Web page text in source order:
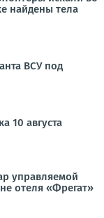
найдены тела
ВСУ под
10 августа
управляемой
отеля «Фрегат»